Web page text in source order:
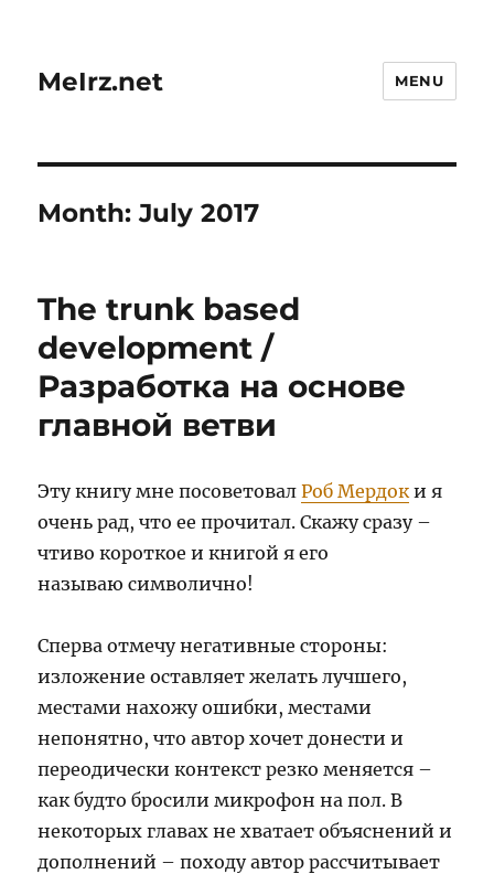
MeIrz.net MENU
Month:July 2017
The trunk based
development /
Разработка на основе
главной ветви
Эту книгу мне посоветовалРоб Мердоки я
очень рад, что ее прочитал. Скажу сразу –
чтиво короткое и книгой я его
называю символично!
Сперва отмечу негативные стороны:
изложение оставляет желать лучшего,
местами нахожу ошибки, местами
непонятно, что автор хочет донести и
переодически контекст резко меняется –
как будто бросили микрофон на пол. В
некоторых главах не хватает объяснений и
дополнений – походу автор рассчитывает